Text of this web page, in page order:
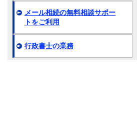
メール相続の無料相談サポー
トをご利用
行政書士の業務